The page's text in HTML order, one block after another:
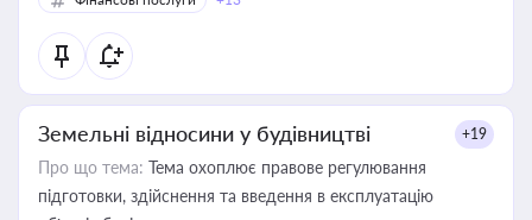
Земельні відносини у будівництві +19
Про що тема: Тема охоплює правове регулювання
підготовки, здійснення та введення в експлуатацію